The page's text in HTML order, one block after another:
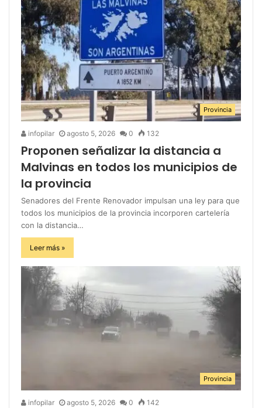
Provincia
infopilar agosto 5, 2026 0 132
Proponen señalizar la distancia a
Malvinas en todos los municipios de
la provincia
Senadores del Frente Renovador impulsan una ley para que
todos los municipios de la provincia incorporen cartelería
con la distancia…
Leer más »
Provincia
infopilar agosto 5, 2026 0 142